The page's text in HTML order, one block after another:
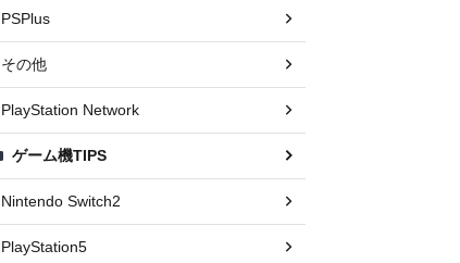
PSPlus
その他
PlayStation Network
ゲーム機TIPS
Nintendo Switch2
PlayStation5